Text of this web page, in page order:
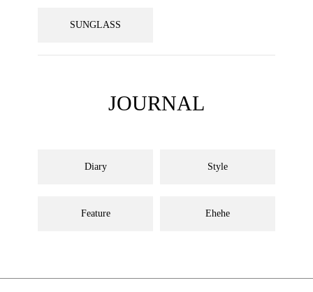
SUNGLASS
JOURNAL
Diary Style
Feature Ehehe